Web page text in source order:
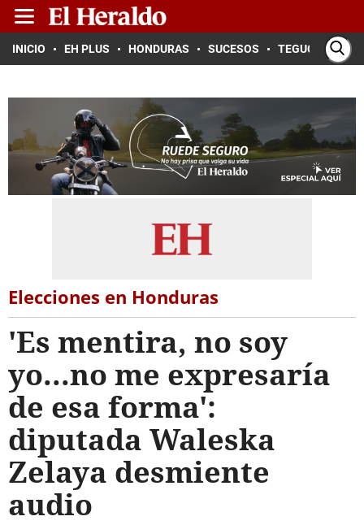
INICIO EH PLUS HONDURAS SUCESOS TEGUCIGALPA
Elecciones en Honduras
'Es mentira, no soy
yo...no me expresaría
de esa forma':
diputada Waleska
Zelaya desmiente
audio